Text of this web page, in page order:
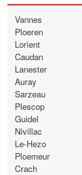
Vannes
Ploeren
Lorient
Caudan
Lanester
Auray
Sarzeau
Plescop
Guidel
Nivillac
Le-Hezo
Ploemeur
Crach